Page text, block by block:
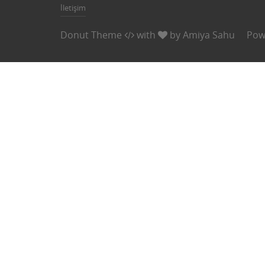
İletişim
Donut Theme with byAmiya Sahu